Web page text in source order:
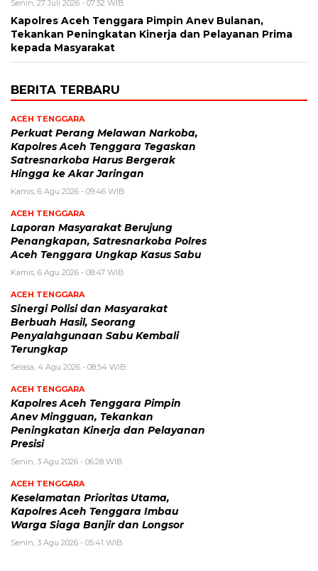
Senin, 27 Juli 2026 - 07:52 WIB
Kapolres Aceh Tenggara Pimpin Anev Bulanan,
Tekankan Peningkatan Kinerja dan Pelayanan Prima
kepada Masyarakat
BERITA TERBARU
ACEH TENGGARA
Perkuat Perang Melawan Narkoba,
Kapolres Aceh Tenggara Tegaskan
Satresnarkoba Harus Bergerak
Hingga ke Akar Jaringan
Kamis, 6 Agu 2026 - 09:46 WIB
ACEH TENGGARA
Laporan Masyarakat Berujung
Penangkapan, Satresnarkoba Polres
Aceh Tenggara Ungkap Kasus Sabu
Kamis, 6 Agu 2026 - 08:47 WIB
ACEH TENGGARA
Sinergi Polisi dan Masyarakat
Berbuah Hasil, Seorang
Penyalahgunaan Sabu Kembali
Terungkap
Selasa, 4 Agu 2026 - 08:54 WIB
ACEH TENGGARA
Kapolres Aceh Tenggara Pimpin
Anev Mingguan, Tekankan
Peningkatan Kinerja dan Pelayanan
Presisi
Senin, 3 Agu 2026 - 06:28 WIB
ACEH TENGGARA
Keselamatan Prioritas Utama,
Kapolres Aceh Tenggara Imbau
Warga Siaga Banjir dan Longsor
Senin, 3 Agu 2026 - 05:41 WIB